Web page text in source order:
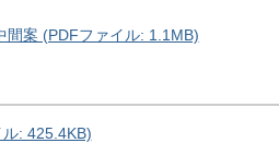
間案 (PDFファイル: 1.1MB)
: 425.4KB)